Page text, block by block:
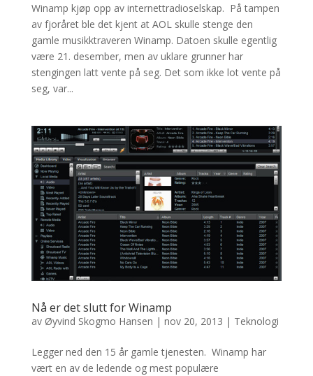
Winamp kjøp opp av internettradioselskap. På tampen
av fjoråret ble det kjent at AOL skulle stenge den
gamle musikktraveren Winamp. Datoen skulle egentlig
være 21. desember, men av uklare grunner har
stengingen latt vente på seg. Det som ikke lot vente på
seg, var...
Nå er det slutt for Winamp
av Øyvind Skogmo Hansen | nov 20, 2013 | Teknologi
Legger ned den 15 år gamle tjenesten. Winamp har
vært en av de ledende og mest populære